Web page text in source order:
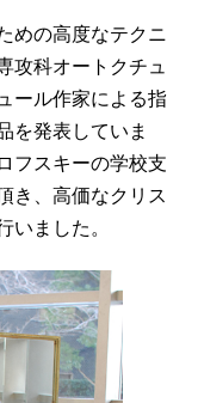
めの高度なテクニ
攻科オートクチュ
ール作家による指
を発表していま
フスキーの学校支
き、高価なクリス
いました。